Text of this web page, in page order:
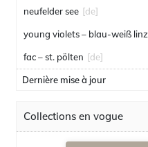
neufelder see [de]
young violets – blau-weiß linz
fac – st. pölten [de]
Dernière mise à jour
Collections en vogue